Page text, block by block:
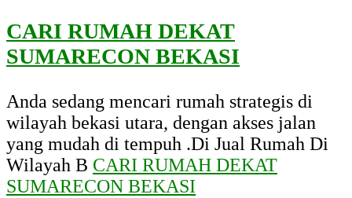
CARI RUMAH DEKAT
SUMARECON BEKASI
Anda sedang mencari rumah strategis di
wilayah bekasi utara, dengan akses jalan
yang mudah di tempuh .Di Jual Rumah Di
Wilayah B CARI RUMAH DEKAT
SUMARECON BEKASI